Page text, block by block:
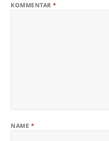
KOMMENTAR*
NAME *